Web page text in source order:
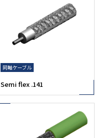
同軸ケーブル
Semi flex .141